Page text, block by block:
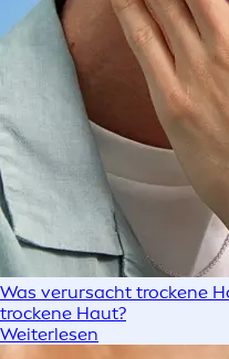
Was verursacht trockene
trockene Haut?
Weiterlesen